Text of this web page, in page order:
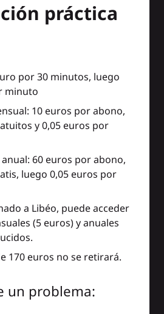
práctica
por 30 minutos, luego
minuto
10 euros por abono,
y 0,05 euros por
60 euros por abono,
luego 0,05 euros por
a Libéo, puede acceder
(5 euros) y anuales
170 euros no se retirará.
un problema: